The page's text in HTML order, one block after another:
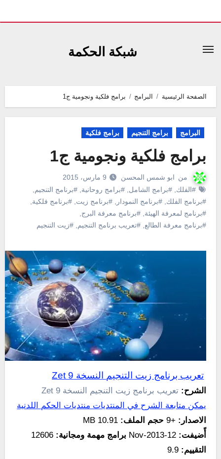
شبكة الحكمة
الصفحة الرئيسية البرامج برامج فلكية ونجومية ج1
البرامج برامج التنجيم برامج فلكية
برامج فلكية ونجومية ج1
من ابو شمس المحسن
9 مارس، 2015
#الفلك, #برامج الشامل, #برامج روحانية, #برنامج التنجيم,
#برنامج الفلك, #برنامج النمودار , #برنامج زيت, #برنامج فلكية,
#برنامج لمعرفة الهيئة, #برنامج معرفة البرج,
#برنامج معرفة الطالع, #تعريب برنامج التنجيم, #زيت التنجيم
تعريب برنامج زيت التنجيم النسخة Zet 9
الشرح: تعريب برنامج زيت التنجيم النسخة Zet 9
يمكن متابعة الشرح في المنتديات منتديات الحكم اللدنية
الاصدار: +9 حجم الملف:
أًضيفت:
برامج مهمة ومجانية:
التقييم: